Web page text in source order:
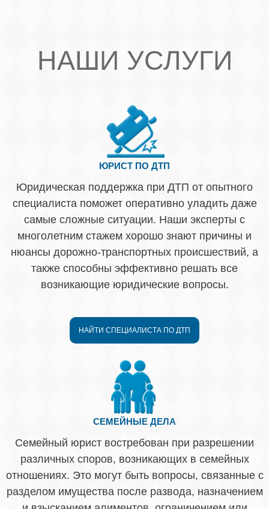
НАШИ УСЛУГИ
ЮРИСТ ПО ДТП
Юридическая поддержка при ДТП от опытного
специалиста поможет оперативно уладить даже
самые сложные ситуации. Наши эксперты с
многолетним стажем хорошо знают причины и
нюансы дорожно-транспортных происшествий, а
также способны эффективно решать все
возникающие юридические вопросы.
НАЙТИ СПЕЦИАЛИСТА ПО ДТП
СЕМЕЙНЫЕ ДЕЛА
Семейный юрист востребован при разрешении
различных споров, возникающих в семейных
отношениях. Это могут быть вопросы, связанные с
разделом имущества после развода, назначением